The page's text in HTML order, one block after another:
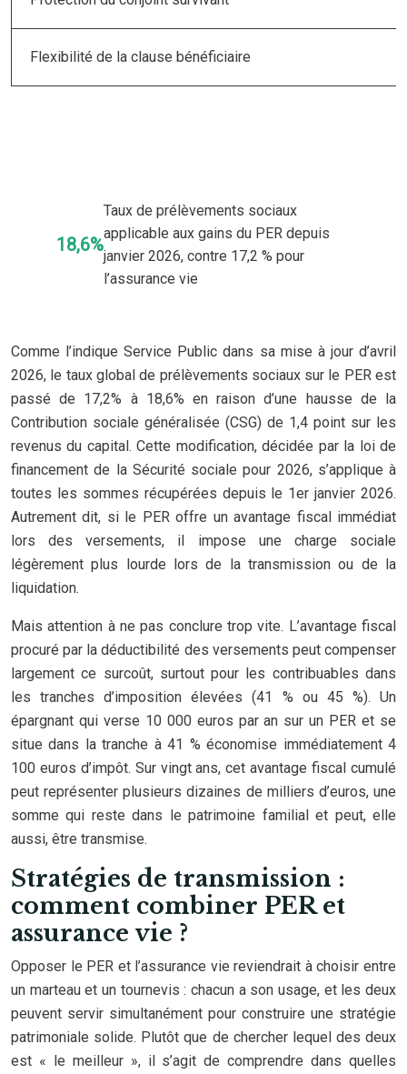
Flexibilité de la clause bénéficiaire
18,6%
Taux de prélèvements sociaux
applicable aux gains du PER depuis
janvier 2026, contre 17,2 % pour
l’assurance vie
Comme l’indique Service Public dans sa mise à jour d’avril
2026, le taux global de prélèvements sociaux sur le PER est
passé de 17,2% à 18,6% en raison d’une hausse de la
Contribution sociale généralisée (CSG) de 1,4 point sur les
revenus du capital. Cette modification, décidée par la loi de
financement de la Sécurité sociale pour 2026, s’applique à
toutes les sommes récupérées depuis le 1er janvier 2026.
Autrement dit, si le PER offre un avantage fiscal immédiat
lors des versements, il impose une charge sociale
légèrement plus lourde lors de la transmission ou de la
liquidation.
Mais attention à ne pas conclure trop vite. L’avantage fiscal
procuré par la déductibilité des versements peut compenser
largement ce surcoût, surtout pour les contribuables dans
les tranches d’imposition élevées (41 % ou 45 %). Un
épargnant qui verse 10 000 euros par an sur un PER et se
situe dans la tranche à 41 % économise immédiatement 4
100 euros d’impôt. Sur vingt ans, cet avantage fiscal cumulé
peut représenter plusieurs dizaines de milliers d’euros, une
somme qui reste dans le patrimoine familial et peut, elle
aussi, être transmise.
Stratégies de transmission :
comment combiner PER et
assurance vie ?
Opposer le PER et l’assurance vie reviendrait à choisir entre
un marteau et un tournevis : chacun a son usage, et les deux
peuvent servir simultanément pour construire une stratégie
patrimoniale solide. Plutôt que de chercher lequel des deux
est « le meilleur », il s’agit de comprendre dans quelles